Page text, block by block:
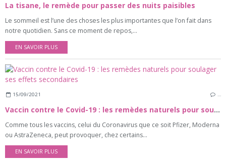
La tisane, le remède pour passer des nuits paisibles
Le sommeil est l’une des choses les plus importantes que l’on fait dans
notre quotidien. Sans ce moment de repos,...
EN SAVOIR PLUS
15/09/2021 …
Vaccin contre le Covid-19 : les remèdes naturels pour soulager ses effets secondaires
Comme tous les vaccins, celui du Coronavirus que ce soit Pfizer, Moderna
ou AstraZeneca, peut provoquer, chez certains...
EN SAVOIR PLUS